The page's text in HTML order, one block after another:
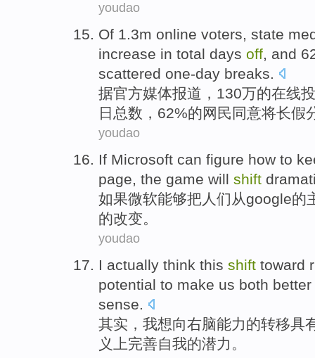
youdao
Of 1.3m online voters, state
increase in total days off, and
scattered one-day breaks.
据官方媒体报道，130万的在线
日 总数 ，62%的网民同意将长假
youdao
If Microsoft can figure how to
page, the game will shift
如果微软能够把人们 从google的
的改变。
youdao
I actually think this shift toward
potential to make us both better
sense.
其实 ，我想向右脑能力的转移具
义上完善自我的潜力 。